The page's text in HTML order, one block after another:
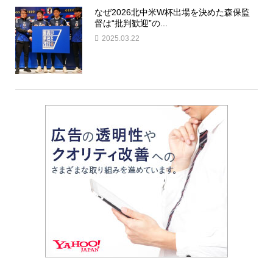
なぜ2026北中米W杯出場を決めた森保監
督は“批判歓迎”の...
2025.03.22